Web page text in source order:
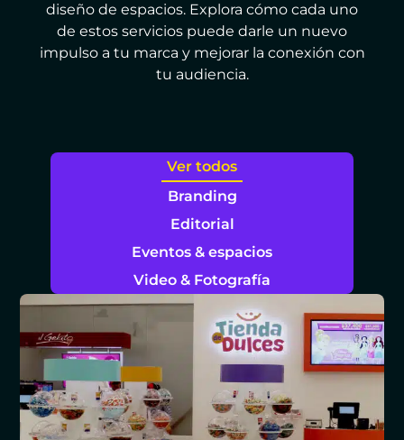
diseño de espacios. Explora cómo cada uno
de estos servicios puede darle un nuevo
impulso a tu marca y mejorar la conexión con
tu audiencia.
Branding
Editorial
Eventos & espacios
Video & Fotografía
Ver todos